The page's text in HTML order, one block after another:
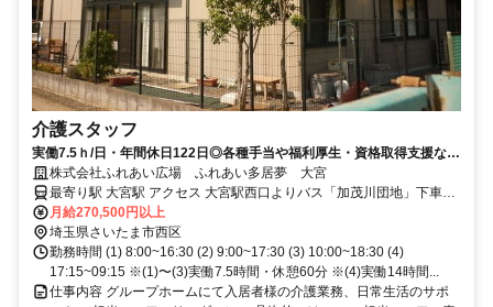
介護スタッフ
実働7.5ｈ/日・年間休日122日◎各種手当や福利厚生・資格取得支援など
充実待遇！
株式会社ふれあい広場 ふれあい多居夢 大宮
最寄り駅 大宮駅 アクセス 大宮駅西口よりバス「加茂川団地」下車徒
歩7分
月給270,500円以上
埼玉県さいたま市西区
勤務時間 (1) 8:00~16:30 (2) 9:00~17:30 (3) 10:00~18:30 (4)
17:15~09:15 ※(1)〜(3)実働7.5時間・休憩60分 ※(4)実働14時間...
仕事内容 グループホームにて入居者様の介護業務、日常生活のサポ